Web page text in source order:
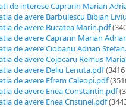
de interese Caprarin Marian
de avere Barbulescu Bibian
de avere Bucatea Marin.pdf
de avere Caprarin Marian
de avere Ciobanu Adrian
de avere Cojocaru Remus
de avere Deliu Lenuta.pdf(3416
de avere Efrem Caleopi.pdf
de avere Enea Constantin.pdf
de avere Enea Cristinel.pdf